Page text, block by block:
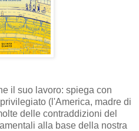
il suo lavoro: spiega con
(l'America, madre di
delle contraddizioni del
alla base della nostra